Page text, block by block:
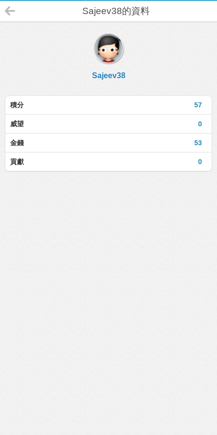
Sajeev38的資料
Sajeev38
57
積分
0
威望
53
金錢
0
貢獻